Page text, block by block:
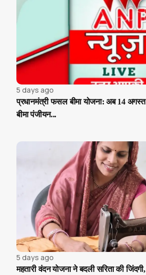
5 days ago
प्रधानमंत्री फसल बीमा योजना: अब 14
बीमा पंजीयन...
5 days ago
महतारी वंदन योजना ने बदली सरिता की